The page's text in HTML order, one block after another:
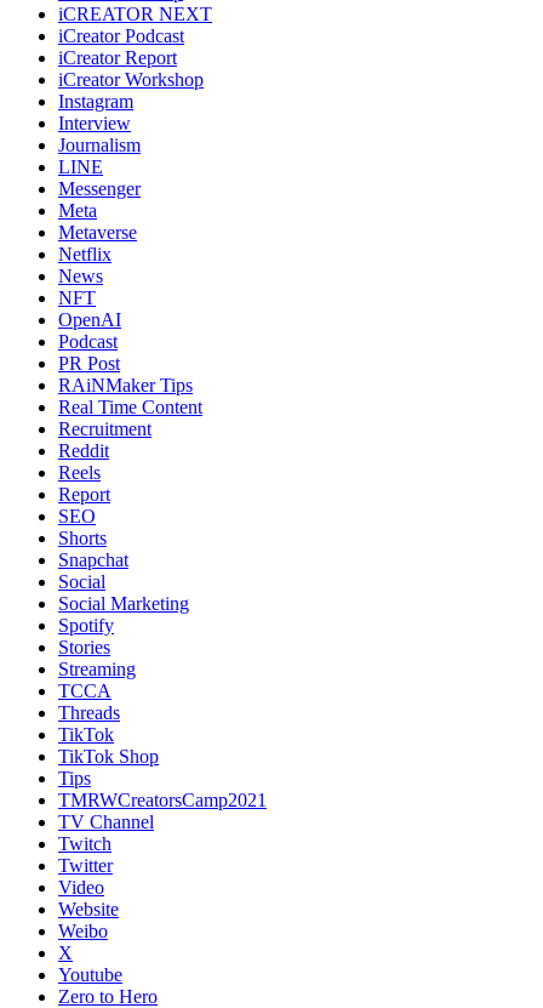
iCREATOR NEXT
iCreator Podcast
iCreator Report
iCreator Workshop
Instagram
Interview
Journalism
LINE
Messenger
Meta
Metaverse
Netflix
News
NFT
OpenAI
Podcast
PR Post
RAiNMaker Tips
Real Time Content
Recruitment
Reddit
Reels
Report
SEO
Shorts
Snapchat
Social
Social Marketing
Spotify
Stories
Streaming
TCCA
Threads
TikTok
TikTok Shop
Tips
TMRWCreatorsCamp2021
TV Channel
Twitch
Twitter
Video
Website
Weibo
X
Youtube
Zero to Hero